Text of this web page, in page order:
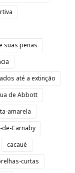
suas penas
até a extinção
de Abbott
amarela
Carnaby
cacaué
curtas